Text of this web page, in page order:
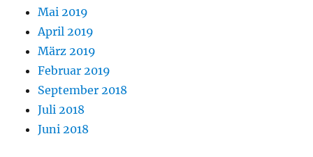
Mai 2019
April 2019
März 2019
Februar 2019
September 2018
Juli 2018
Juni 2018